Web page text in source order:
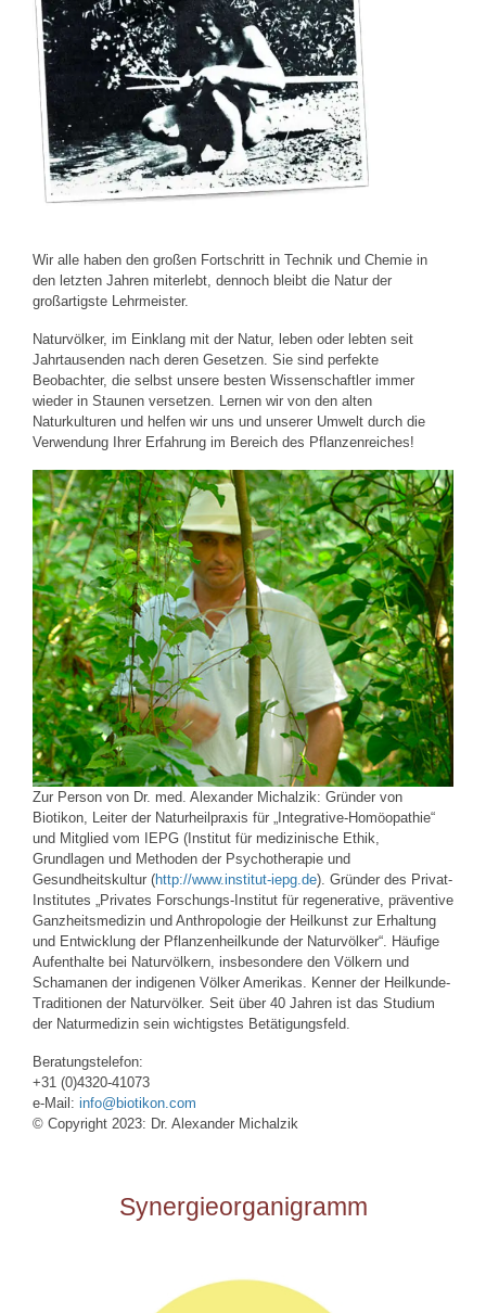
Wir alle haben den großen Fortschritt in Technik und Chemie in
den letzten Jahren miterlebt, dennoch bleibt die Natur der
großartigste Lehrmeister.
Naturvölker, im Einklang mit der Natur, leben oder lebten seit
Jahrtausenden nach deren Gesetzen. Sie sind perfekte
Beobachter, die selbst unsere besten Wissenschaftler immer
wieder in Staunen versetzen. Lernen wir von den alten
Naturkulturen und helfen wir uns und unserer Umwelt durch die
Verwendung Ihrer Erfahrung im Bereich des Pflanzenreiches!
Zur Person von Dr. med. Alexander Michalzik: Gründer von
Biotikon, Leiter der Naturheilpraxis für „Integrative-Homöopathie“
und Mitglied vom IEPG (Institut für medizinische Ethik,
Grundlagen und Methoden der Psychotherapie und
Gesundheitskultur (http://www.institut-iepg.de). Gründer des Privat-
Institutes „Privates Forschungs-Institut für regenerative, präventive
Ganzheitsmedizin und Anthropologie der Heilkunst zur Erhaltung
und Entwicklung der Pflanzenheilkunde der Naturvölker“. Häufige
Aufenthalte bei Naturvölkern, insbesondere den Völkern und
Schamanen der indigenen Völker Amerikas. Kenner der Heilkunde-
Traditionen der Naturvölker. Seit über 40 Jahren ist das Studium
der Naturmedizin sein wichtigstes Betätigungsfeld.
Beratungstelefon:
+31 (0)4320-41073
e-Mail: info@biotikon.com
© Copyright 2023: Dr. Alexander Michalzik
Synergieorganigramm